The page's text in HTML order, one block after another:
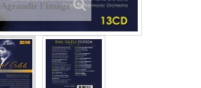
Agrandir l'image